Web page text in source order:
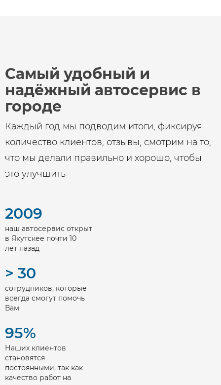
Самый удобный и
надёжный автосервис в
городе
Каждый год мы подводим итоги, фиксируя
количество клиентов, отзывы, смотрим на то,
что мы делали правильно и хорошо, чтобы
это улучшить
2009
наш автосервис открыт
в Якутскее почти 10
лет назад
> 30
сотрудников, которые
всегда смогут помочь
Вам
95%
Наших клиентов
становятся
постоянными, так как
качество работ на